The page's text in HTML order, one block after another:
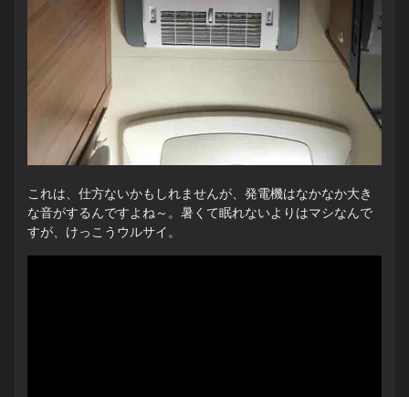
これは、仕方ないかもしれませんが、発電機はなかなか大き
な音がするんですよね～。暑くて眠れないよりはマシなんで
すが、けっこうウルサイ。